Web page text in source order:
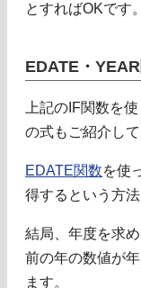
とすればOKです。
EDATE・
上記のIF関数を
の式もご紹介して
EDATE関数を使
得するという方法
結局、年度を求
前の年の数値が
ます。